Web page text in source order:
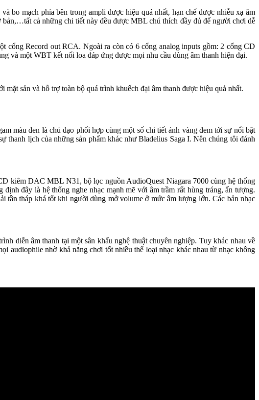
bo mạch phía bên trong ampli được hiệu quả nhất, hạn chế được nhiễu xạ âm
cả những chi tiết này đều được MBL chú thích đầy đủ để người chơi dễ
cổng Record out RCA. Ngoài ra còn có 6 cổng analog inputs gồm: 2 cổng CD
và một WBT kết nối loa đáp ứng được mọi nhu cầu dùng âm thanh hiện đại.
sản và hỗ trợ toàn bộ quá trình khuếch đại âm thanh được hiệu quả nhất.
màu đen là chủ đạo phối hợp cùng một số chi tiết ánh vàng đem tới sự nổi bật
lịch của những sản phẩm khác như Bladelius Saga I. Nên chúng tôi đánh
kiêm DAC MBL N31, bộ lọc nguồn AudioQuest Niagara 7000 cùng hệ thống
đây là hệ thống nghe nhạc mạnh mẽ với âm trầm rất hùng tráng, ấn tượng.
tần tháp khá tốt khi người dùng mở volume ở mức âm lượng lớn. Các bản nhạc
diễn âm thanh tại một sân khấu nghệ thuật chuyên nghiệp. Tuy khác nhau về
audiophile nhờ khả năng chơi tốt nhiều thể loại nhạc khác nhau từ nhạc không